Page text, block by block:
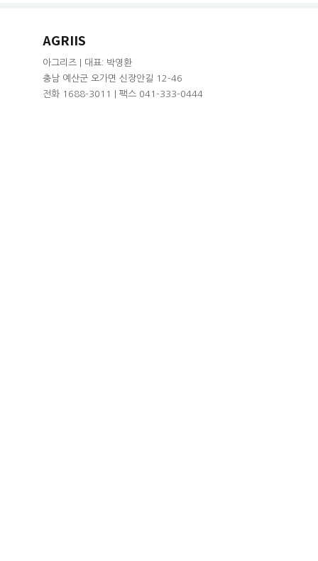
AGRIIS
아그리즈 | 대표: 박영환
충남 예산군 오가면 신장안길 12-46
전화 1688-3011 | 팩스 041-333-0444